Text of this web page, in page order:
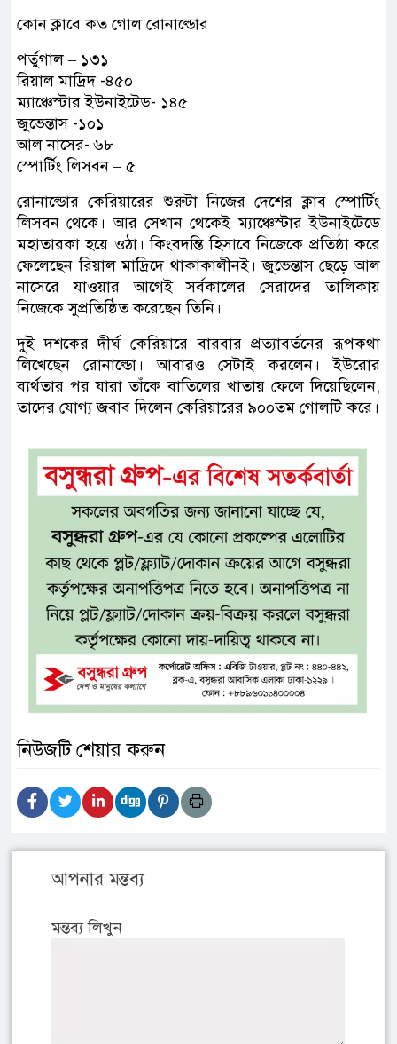
কোন ক্লাবে কত গোল রোনাল্ডোর
পর্তুগাল – ১৩১
রিয়াল মাদ্রিদ -৪৫০
ম্যাঞ্চেস্টার ইউনাইটেড- ১৪৫
জুভেন্তাস -১০১
আল নাসের- ৬৮
স্পোর্টিং লিসবন – ৫
রোনাল্ডোর কেরিয়ারের শুরুটা নিজের দেশের ক্লাব স্পোর্টিং
লিসবন থেকে। আর সেখান থেকেই ম্যাঞ্চেস্টার ইউনাইটেডে
মহাতারকা হয়ে ওঠা। কিংবদন্তি হিসাবে নিজেকে প্রতিষ্ঠা করে
ফেলেছেন রিয়াল মাদ্রিদে থাকাকালীনই। জুভেন্তাস ছেড়ে আল
নাসেরে যাওয়ার আগেই সর্বকালের সেরাদের তালিকায়
নিজেকে সুপ্রতিষ্ঠিত করেছেন তিনি।
দুই দশকের দীর্ঘ কেরিয়ারে বারবার প্রত্যাবর্তনের রূপকথা
লিখেছেন রোনাল্ডো। আবারও সেটাই করলেন। ইউরোর
ব্যর্থতার পর যারা তাঁকে বাতিলের খাতায় ফেলে দিয়েছিলেন,
তাদের যোগ্য জবাব দিলেন কেরিয়ারের ৯০০তম গোলটি করে।
নিউজটি শেয়ার করুন
আপনার মন্তব্য
মন্তব্য লিখুন